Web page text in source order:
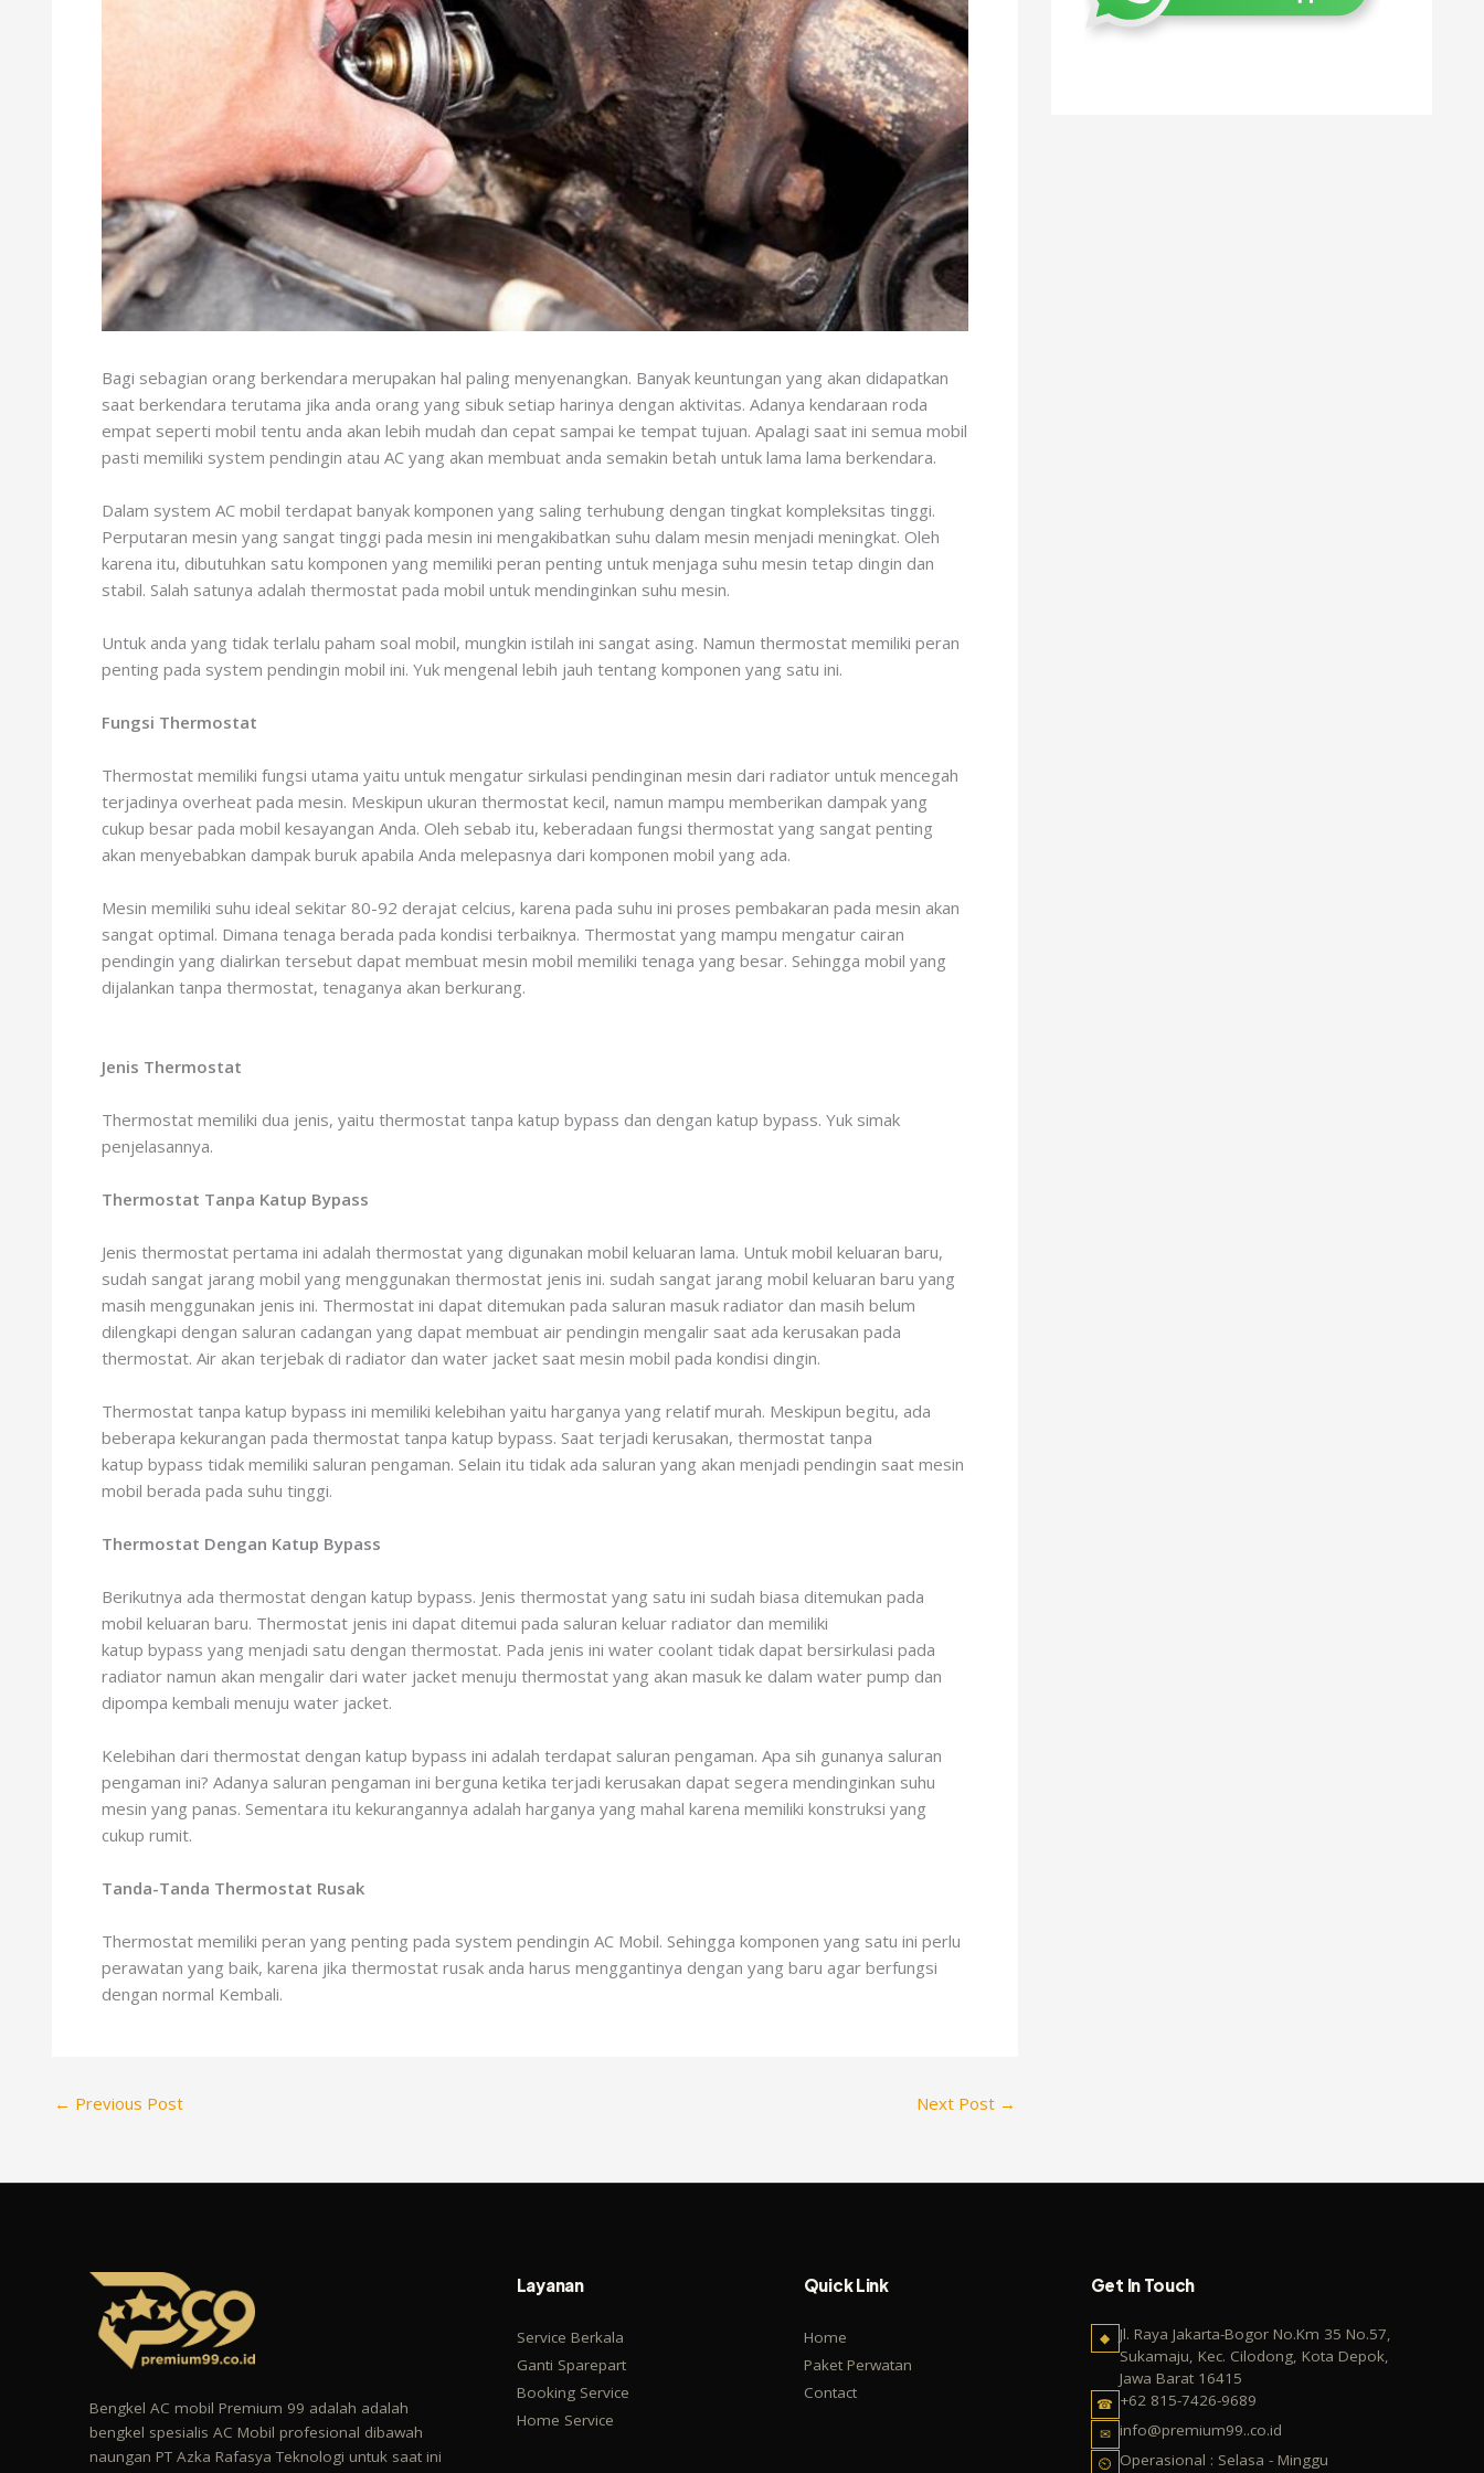
Bagi sebagian orang berkendara merupakan hal paling menyenangkan. Banyak keuntungan yang akan didapatkan
saat berkendara terutama jika anda orang yang sibuk setiap harinya dengan aktivitas. Adanya kendaraan roda
empat seperti mobil tentu anda akan lebih mudah dan cepat sampai ke tempat tujuan. Apalagi saat ini semua mobil
pasti memiliki system pendingin atau AC yang akan membuat anda semakin betah untuk lama lama berkendara.
Dalam system AC mobil terdapat banyak komponen yang saling terhubung dengan tingkat kompleksitas tinggi.
Perputaran mesin yang sangat tinggi pada mesin ini mengakibatkan suhu dalam mesin menjadi meningkat. Oleh
karena itu, dibutuhkan satu komponen yang memiliki peran penting untuk menjaga suhu mesin tetap dingin dan
stabil. Salah satunya adalah thermostat pada mobil untuk mendinginkan suhu mesin.
Untuk anda yang tidak terlalu paham soal mobil, mungkin istilah ini sangat asing. Namun thermostat memiliki peran
penting pada system pendingin mobil ini. Yuk mengenal lebih jauh tentang komponen yang satu ini.
Fungsi Thermostat
Thermostat memiliki fungsi utama yaitu untuk mengatur sirkulasi pendinginan mesin dari radiator untuk mencegah
terjadinya overheat pada mesin. Meskipun ukuran thermostat kecil, namun mampu memberikan dampak yang
cukup besar pada mobil kesayangan Anda. Oleh sebab itu, keberadaan fungsi thermostat yang sangat penting
akan menyebabkan dampak buruk apabila Anda melepasnya dari komponen mobil yang ada.
Mesin memiliki suhu ideal sekitar 80-92 derajat celcius, karena pada suhu ini proses pembakaran pada mesin akan
sangat optimal. Dimana tenaga berada pada kondisi terbaiknya. Thermostat yang mampu mengatur cairan
pendingin yang dialirkan tersebut dapat membuat mesin mobil memiliki tenaga yang besar. Sehingga mobil yang
dijalankan tanpa thermostat, tenaganya akan berkurang.
Jenis Thermostat
Thermostat memiliki dua jenis, yaitu thermostat tanpa katup bypass dan dengan katup bypass. Yuk simak
penjelasannya.
Thermostat Tanpa Katup Bypass
Jenis thermostat pertama ini adalah thermostat yang digunakan mobil keluaran lama. Untuk mobil keluaran baru,
sudah sangat jarang mobil yang menggunakan thermostat jenis ini. sudah sangat jarang mobil keluaran baru yang
masih menggunakan jenis ini. Thermostat ini dapat ditemukan pada saluran masuk radiator dan masih belum
dilengkapi dengan saluran cadangan yang dapat membuat air pendingin mengalir saat ada kerusakan pada
thermostat. Air akan terjebak di radiator dan water jacket saat mesin mobil pada kondisi dingin.
Thermostat tanpa katup bypass ini memiliki kelebihan yaitu harganya yang relatif murah. Meskipun begitu, ada
beberapa kekurangan pada thermostat tanpa katup bypass. Saat terjadi kerusakan, thermostat tanpa
katup bypass tidak memiliki saluran pengaman. Selain itu tidak ada saluran yang akan menjadi pendingin saat mesin
mobil berada pada suhu tinggi.
Thermostat Dengan Katup Bypass
Berikutnya ada thermostat dengan katup bypass. Jenis thermostat yang satu ini sudah biasa ditemukan pada
mobil keluaran baru. Thermostat jenis ini dapat ditemui pada saluran keluar radiator dan memiliki
katup bypass yang menjadi satu dengan thermostat. Pada jenis ini water coolant tidak dapat bersirkulasi pada
radiator namun akan mengalir dari water jacket menuju thermostat yang akan masuk ke dalam water pump dan
dipompa kembali menuju water jacket.
Kelebihan dari thermostat dengan katup bypass ini adalah terdapat saluran pengaman. Apa sih gunanya saluran
pengaman ini? Adanya saluran pengaman ini berguna ketika terjadi kerusakan dapat segera mendinginkan suhu
mesin yang panas. Sementara itu kekurangannya adalah harganya yang mahal karena memiliki konstruksi yang
cukup rumit.
Tanda-Tanda Thermostat Rusak
Thermostat memiliki peran yang penting pada system pendingin AC Mobil. Sehingga komponen yang satu ini perlu
perawatan yang baik, karena jika thermostat rusak anda harus menggantinya dengan yang baru agar berfungsi
dengan normal Kembali.
← Previous Post Next Post →
Bengkel AC mobil Premium 99 adalah adalah
bengkel spesialis AC Mobil profesional dibawah
naungan PT Azka Rafasya Teknologi untuk saat ini
Layanan
Service Berkala
Ganti Sparepart
Booking Service
Home Service
Quick Link
Home
Paket Perwatan
Contact
Get In Touch
◆
Jl. Raya Jakarta-Bogor No.Km 35 No.57,
Sukamaju, Kec. Cilodong, Kota Depok,
Jawa Barat 16415
☎ +62 815-7426-9689
✉ info@premium99..co.id
⏲ Operasional : Selasa - Minggu